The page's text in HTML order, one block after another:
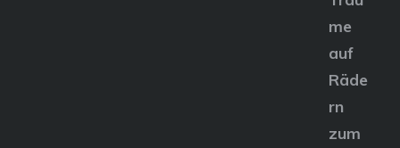
me
auf
Räde
rn
zum